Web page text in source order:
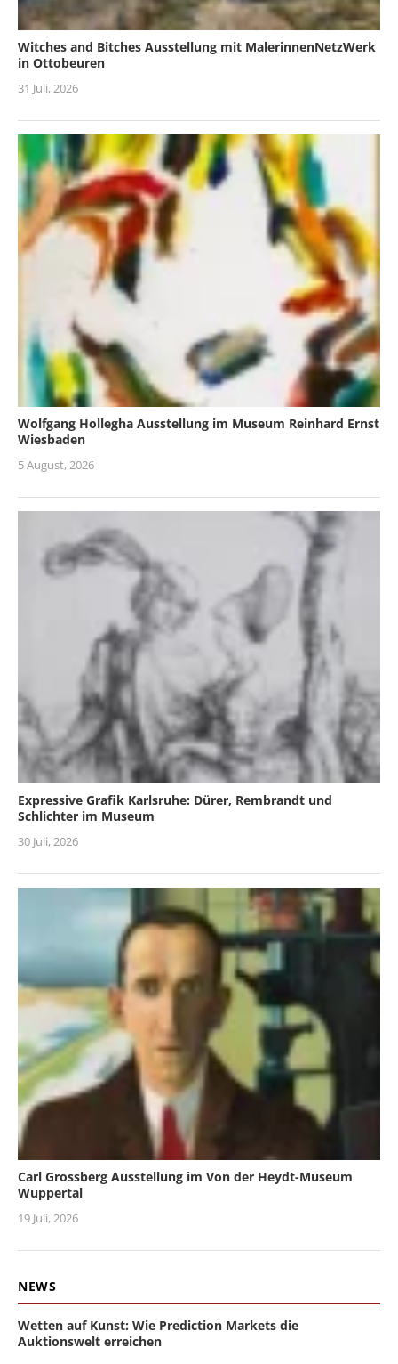
Witches and Bitches Ausstellung mit MalerinnenNetzWerk
in Ottobeuren
31 Juli, 2026
Wolfgang Hollegha Ausstellung im Museum Reinhard Ernst
Wiesbaden
5 August, 2026
Expressive Grafik Karlsruhe: Dürer, Rembrandt und
Schlichter im Museum
30 Juli, 2026
Carl Grossberg Ausstellung im Von der Heydt-Museum
Wuppertal
19 Juli, 2026
NEWS
Wetten auf Kunst: Wie Prediction Markets die
Auktionswelt erreichen